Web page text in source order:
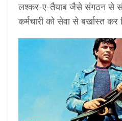
लश्कर-ए-तैयाब जैसे संगठन से
कर्मचारी को सेवा से बर्खास्त कर